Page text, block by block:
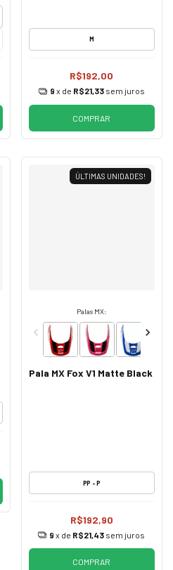
M
R$192,00
9 x de R$21,33 sem juros
COMPRAR
ÚLTIMAS UNIDADES!
Palas MX:
Pala MX Fox V1 Matte Black
PP - P
R$192,90
9 x de R$21,43 sem juros
COMPRAR